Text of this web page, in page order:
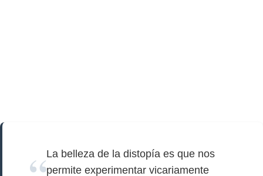
La belleza de la distopía es que nos
permite experimentar vicariamente